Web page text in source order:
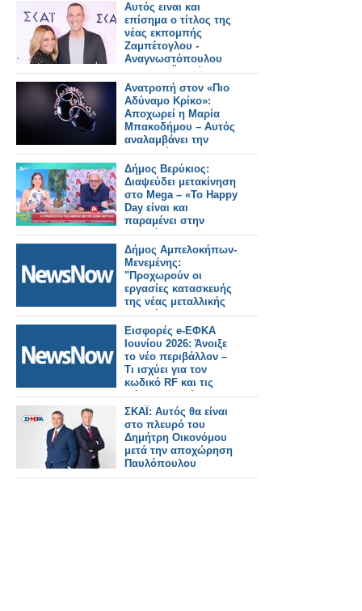
Αυτός ειναι και
επίσημα ο τίτλος της
νέας εκπομπής
Ζαμπέτογλου -
Αναγνωστόπουλου
στον ΣΚΑΪ - Δείτε το
τρειλερ
Ανατροπή στον «Πιο
Αδύναμο Κρίκο»:
Αποχωρεί η Μαρία
Μπακοδήμου – Αυτός
αναλαμβάνει την
παρουσίαση
Δήμος Βερύκιος:
Διαψεύδει μετακίνηση
στο Mega – «Το Happy
Day είναι και
παραμένει στην
καρδιά μου»
Δήμος Αμπελοκήπων-
Μενεμένης:
"Προχωρούν οι
εργασίες κατασκευής
της νέας μεταλλικής
πεζογέφυρας στην
οδό Καλλιθέας"
Εισφορές e-ΕΦΚΑ
Ιουνίου 2026: Άνοιξε
το νέο περιβάλλον –
Τι ισχύει για τον
κωδικό RF και τις
πάγιες εντολές
ΣΚΑΪ: Αυτός θα είναι
στο πλευρό του
Δημήτρη Οικονόμου
μετά την αποχώρηση
Παυλόπουλου